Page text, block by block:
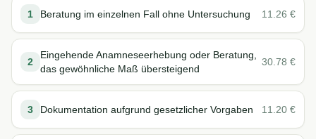
1 Beratung im einzelnen Fall ohne Untersuchung 11.26 €
2
Eingehende Anamneseerhebung oder Beratung,
das gewöhnliche Maß übersteigend
30.78 €
3 Dokumentation aufgrund gesetzlicher Vorgaben 11.20 €